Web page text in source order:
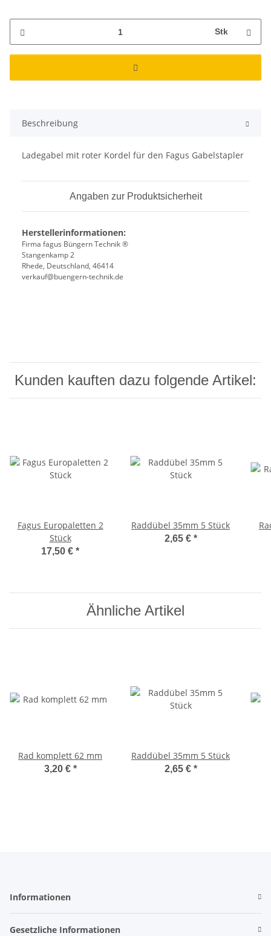
Stk
Beschreibung
Ladegabel mit roter Kordel für den Fagus Gabelstapler
Angaben zur Produktsicherheit
Herstellerinformationen:
Firma fagus Büngern Technik ®
Stangenkamp 2
Rhede, Deutschland, 46414
verkauf@buengern-technik.de
Kunden kauften dazu folgende Artikel:
Fagus Europaletten 2
Stück
17,50 € *
Raddübel 35mm 5 Stück
2,65 € *
Ähnliche Artikel
Rad komplett 62 mm
3,20 € *
Raddübel 35mm 5 Stück
2,65 € *
Informationen
Gesetzliche Informationen